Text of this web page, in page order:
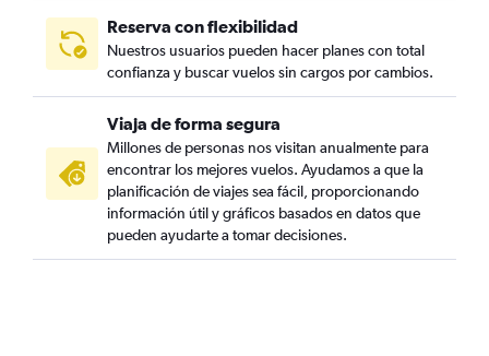
Reserva con flexibilidad
Nuestros usuarios pueden hacer planes con total
confianza y buscar vuelos sin cargos por cambios.
Viaja de forma segura
Millones de personas nos visitan anualmente para
encontrar los mejores vuelos. Ayudamos a que la
planificación de viajes sea fácil, proporcionando
información útil y gráficos basados en datos que
pueden ayudarte a tomar decisiones.